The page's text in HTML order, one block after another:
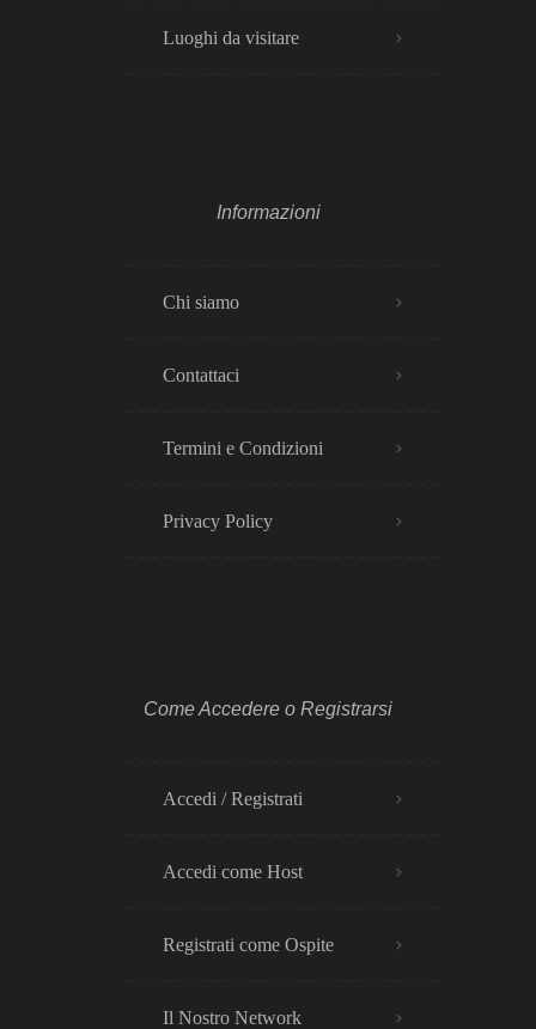
Luoghi da visitare
Informazioni
Chi siamo
Contattaci
Termini e Condizioni
Privacy Policy​
Come Accedere o Registrarsi
Accedi / Registrati
Accedi come Host
Registrati come Ospite
Il Nostro Network